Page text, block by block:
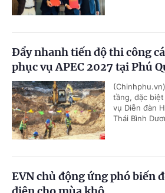
Đẩy nhanh tiến độ thi công
phục vụ APEC 2027 tại Phú
tầng, đặc
vụ Diễn đàn
Thái Bình
EVN chủ động ứng phó biến